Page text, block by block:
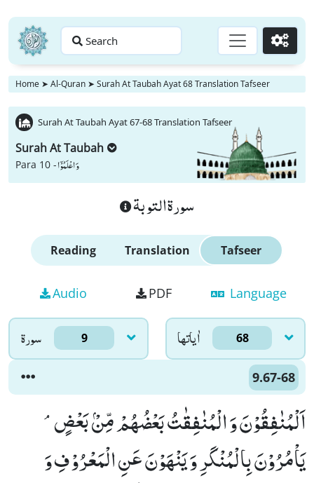
Search Go
Home ➤ Al-Quran ➤ Surah At Taubah Ayat 68 Translation Tafseer
Surah At Taubah Ayat 67-68 Translation Tafseer
Surah At Taubah
Para 10 -وَ اعْلَمُوْۤا
سورة التوبة
Reading Translation Tafseer
Audio PDF Language
سورۃ 9 اٰياتها 68
9.67-68
اَلْمُنٰفِقُوْنَ وَ الْمُنٰفِقٰتُ بَعْضُهُمْ مِّنْۢ بَعْضٍۘ-
یَاْمُرُوْنَ بِالْمُنْكَرِ وَ یَنْهَوْنَ عَنِ الْمَعْرُوْفِ وَ